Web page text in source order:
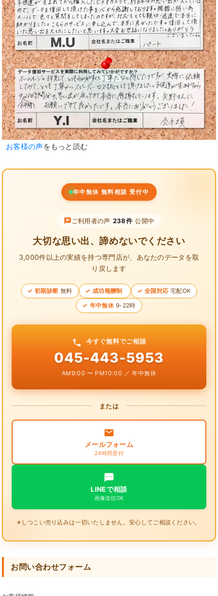
お客様の声をもっと読む
年中無休 無料相談 受付中
ご利用者の声 238件 公開中
大切な思い出、諦めないでください
3,000件以上の実績を持つ専門店が、 あなたのデータを取
り戻します
初期診断 無料 成功報酬制 全国対応 宅配OK
年中無休 9-22時
今すぐ無料でご相談
045-443-5953
AM9:00 〜 PM10:00 ／ 年中無休
または
メールフォーム
24時間受付
LINEで相談
画像送信OK
※しつこい売り込みは一切いたしません。安心してご相談ください。
お問い合わせフォーム